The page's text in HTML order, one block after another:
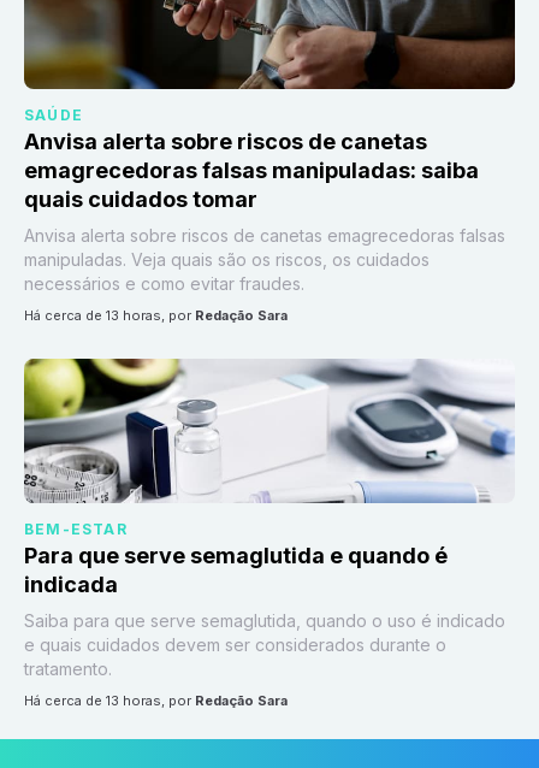
SAÚDE
Anvisa alerta sobre riscos de canetas
emagrecedoras falsas manipuladas: saiba
quais cuidados tomar
Anvisa alerta sobre riscos de canetas emagrecedoras falsas
manipuladas. Veja quais são os riscos, os cuidados
necessários e como evitar fraudes.
há cerca de 13 horas, por Redação Sara
BEM-ESTAR
Para que serve semaglutida e quando é
indicada
Saiba para que serve semaglutida, quando o uso é indicado
e quais cuidados devem ser considerados durante o
tratamento.
há cerca de 13 horas, por Redação Sara